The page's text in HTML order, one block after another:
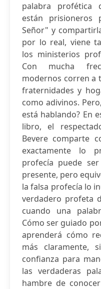
palabra profética
están prisioneros
Señor" y
por lo real, viene
los ministerios
Con mucha
modernos corren a
fraternidades y
como adivinos.
está hablando? En
libro, el
Bevere comparte
exactamente lo
profecía puede
presente, pero
la falsa profecía lo
verdadero profeta
cuando una
Cómo ser guiado
aprenderá cómo
más claramente,
confianza para
las verdaderas
hambre de